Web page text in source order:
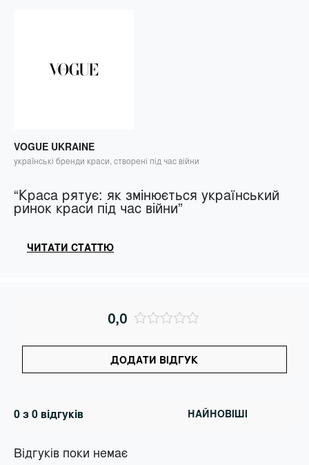
“Краса рятує: як змінюється український
ринок краси під час війни”
VOGUE UKRAINE
українські бренди краси, створені під час війни
ЧИТАТИ СТАТТЮ
0,0
ДОДАТИ ВІДГУК
0 з 0 відгуків
Відгуків поки немає